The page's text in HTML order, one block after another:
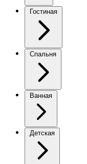
Гостиная
Спальня
Ванная
Детская